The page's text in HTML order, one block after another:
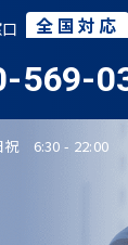
全国対応
569-
祝 6:30 - 22:00